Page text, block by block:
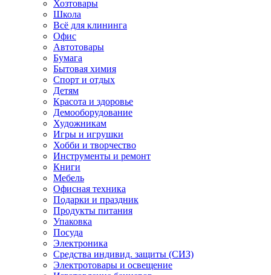
Хозтовары
Школа
Всё для клининга
Офис
Автотовары
Бумага
Бытовая химия
Спорт и отдых
Детям
Красота и здоровье
Демооборудование
Художникам
Игры и игрушки
Хобби и творчество
Инструменты и ремонт
Книги
Мебель
Офисная техника
Подарки и праздник
Продукты питания
Упаковка
Посуда
Электроника
Средства индивид. защиты (СИЗ)
Электротовары и освещение